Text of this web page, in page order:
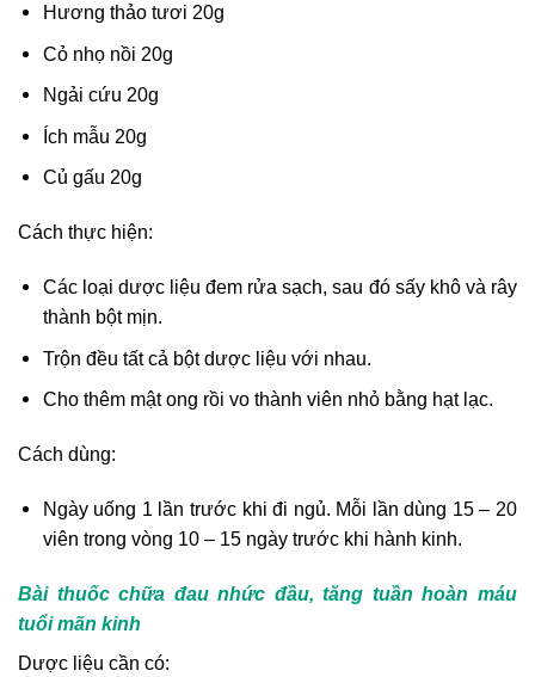
Hương thảo tươi 20g
Cỏ nhọ nồi 20g
Ngải cứu 20g
Ích mẫu 20g
Củ gấu 20g
Cách thực hiện:
Các loại dược liệu đem rửa sạch, sau đó sấy khô và rây
thành bột mịn.
Trộn đều tất cả bột dược liệu với nhau.
Cho thêm mật ong rồi vo thành viên nhỏ bằng hạt lạc.
Cách dùng:
Ngày uống 1 lần trước khi đi ngủ. Mỗi lần dùng 15 – 20
viên trong vòng 10 – 15 ngày trước khi hành kinh.
Bài thuốc chữa đau nhức đầu, tăng tuần hoàn máu
tuổi mãn kinh
Dược liệu cần có: